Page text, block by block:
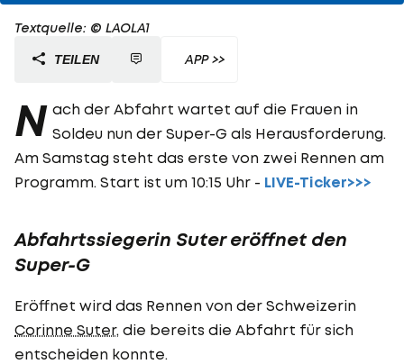
Textquelle: © LAOLA1
TEILEN APP >>
N ach der Abfahrt wartet auf die Frauen in
Soldeu nun der Super-G als Herausforderung.
Am Samstag steht das erste von zwei Rennen am
Programm. Start ist um 10:15 Uhr - LIVE-Ticker>>>
Abfahrtssiegerin Suter eröffnet den
Super-G
Eröffnet wird das Rennen von der Schweizerin
Corinne Suter, die bereits die Abfahrt für sich
entscheiden konnte.